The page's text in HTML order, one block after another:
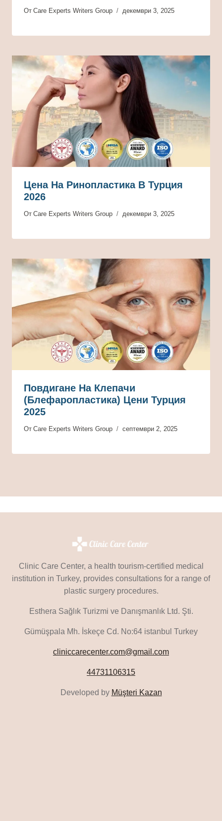
От Care Experts Writers Group декември 3, 2025
Цена На Ринопластика В Турция
2026
От Care Experts Writers Group декември 3, 2025
Повдигане На Клепачи
(блефаропластика) Цени Турция
2025
От Care Experts Writers Group септември 2, 2025
Clinic Care Center, a health tourism-certified medical
institution in Turkey, provides consultations for a range of
plastic surgery procedures.
Esthera Sağlık Turizmi ve Danışmanlık Ltd. Şti.
Gümüşpala Mh. İskeçe Cd. No:64 istanbul Turkey
cliniccarecenter.com@gmail.com
44731106315
Developed by Müşteri Kazan